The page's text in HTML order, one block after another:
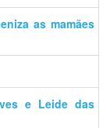
as mamães
e Leide das